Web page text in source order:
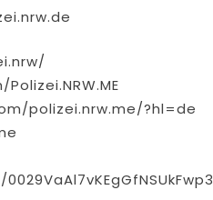
polizei.nrw.me/?hl=de